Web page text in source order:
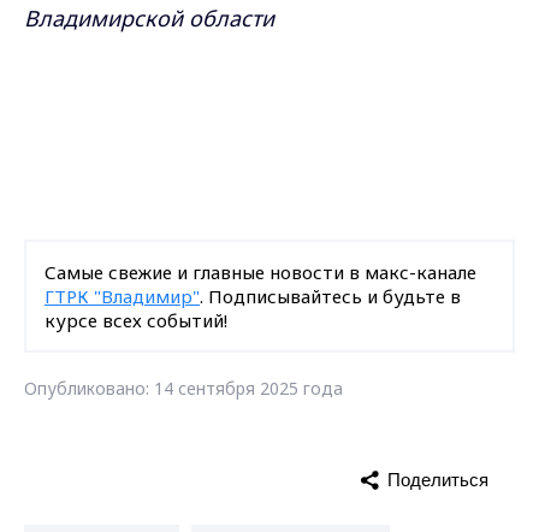
Владимирской области
Самые свежие и главные новости в макс-канале
ГТРК "Владимир". Подписывайтесь и будьте в
курсе всех событий!
Опубликовано: 14 сентября 2025 года
Поделиться